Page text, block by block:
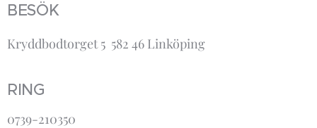
BESÖK
Kryddbodtorget 5 582 46 Linköping
RING
0739-210350